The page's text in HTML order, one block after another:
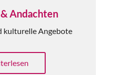
Andachten
kulturelle Angebote